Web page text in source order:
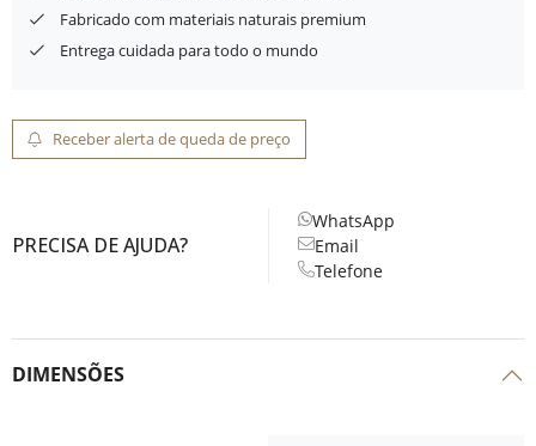
Fabricado com materiais naturais premium
Entrega cuidada para todo o mundo
Receber alerta de queda de preço
PRECISA DE AJUDA?
WhatsApp
Email
Telefone
DIMENSÕES